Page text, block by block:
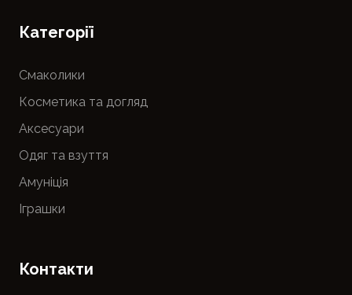
Категорії
Смаколики
Косметика та догляд
Аксесуари
Одяг та взуття
Амуніція
Іграшки
Контакти